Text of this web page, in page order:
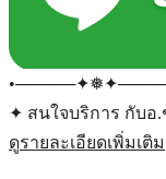
✦ สนใจบริการ กับอ.
ดูรายละเอียดเพิ่มเติม